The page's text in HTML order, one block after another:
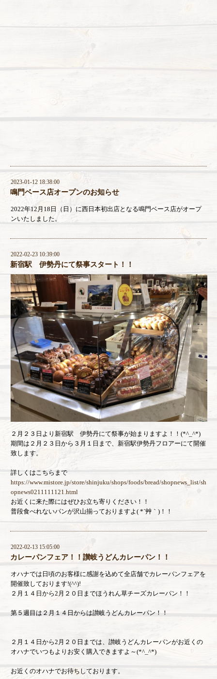
2023-01-12 18:38:00
鳴門ベース店オープンのお知らせ
2022年12月18日（日）に西日本初出店となる鳴門ベース店がオープ
ンいたしました。
2022-02-23 10:39:00
新宿駅 伊勢丹にて祭事スタート！！
２月２３日より新宿駅 伊勢丹にて祭事が始まりますよ！！(*^_^*)
期間は２月２３日から３月１日まで、新宿駅伊勢丹フロアーにて開催
致します。
詳しくはこちらまで
https://www.mistore.jp/store/shinjuku/shops/foods/bread/shopnews_list/sh
opnews0211111121.html
お近くに来た際にはぜひお立ち寄りください！！
普段食べれないパンが沢山揃っておりますよ( *´艸｀)！！
2022-02-13 15:05:00
カレーパンフェア！！讃岐うどんカレーパン！！
オハナでは日頃のお客様に感謝を込めて全店舗でカレーパンフェアを
開催致しております!(^^)!
２月１４日から2月２０日までほうれん草チーズカレーパン！！
第５週目は２月１４日からは讃岐うどんカレーパン！！
２月１４日から2月２０日までは、讃岐うどんカレーパンがお近くの
オハナでいつもよりお安く購入できますよ～(*^_^*)
お近くのオハナでお待ちしております。